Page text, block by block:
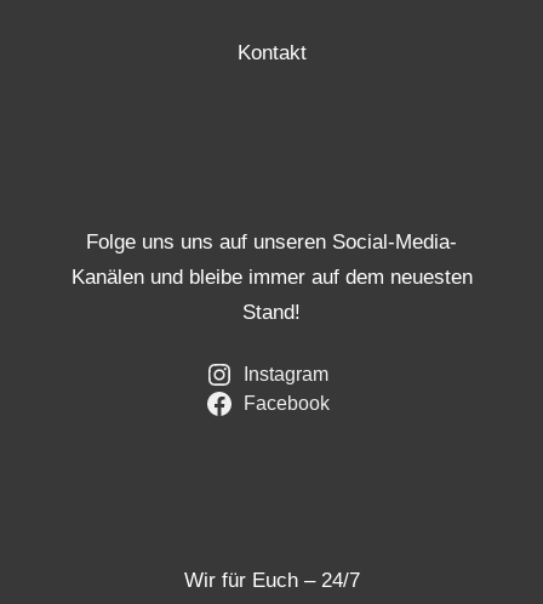
Kontakt
Folge uns uns auf unseren Social-Media-
Kanälen und bleibe immer auf dem neuesten
Stand!
Instagram
Facebook
Wir für Euch – 24/7